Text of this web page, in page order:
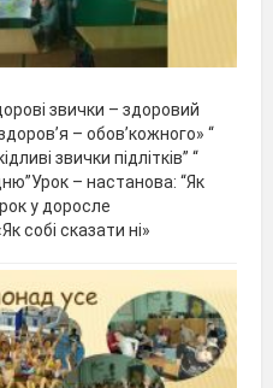
звички – здоровий
– обов’кожного» “
звички підлітків” “
– настанова: “Як
у доросле
собі сказати ні»